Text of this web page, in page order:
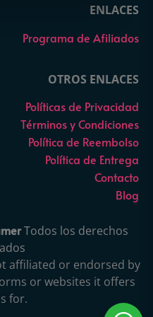
ENLACES
Programa de Afiliados
OTROS ENLACES
Políticas de Privacidad
Términos y Condiciones
Política de Reembolso
Política de Entrega
Contacto
Blog
Todos los derechos
affiliated or endorsed by
or websites it offers
for.